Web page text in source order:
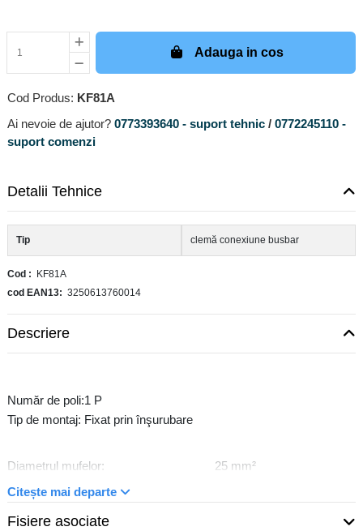
Adauga in cos
Cod Produs: KF81A
Ai nevoie de ajutor? 0773393640 - suport tehnic / 0772245110 -
suport comenzi
Detalii Tehnice
Tip clemă conexiune busbar
Cod
KF81A
cod EAN13
3250613760014
Descriere
Număr de poli:1 P
Tip de montaj: Fixat prin înşurubare
Diametrul mufelor:
25 mm²
Diametrul conexiunii cu conductor rigid:
Tip de conexiune:
Tehnică de înfiletare
Citește mai departe
Fisiere asociate